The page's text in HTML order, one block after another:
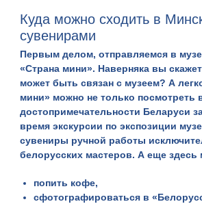
Куда можно сходить в
сувенирами
Первым делом, отправляемся в
«Страна мини». Наверняка вы
может быть связан с музеем? А
мини» можно не только посмотреть
достопримечательности Беларуси
время экскурсии по экспозиции
сувениры ручной работы
белорусских мастеров. А еще здесь
попить кофе,
сфотографироваться в